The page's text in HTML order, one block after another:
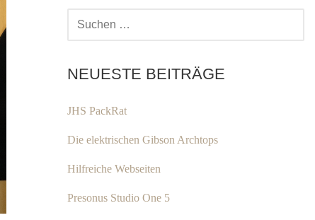
NEUESTE BEITRÄGE
JHS PackRat
Die elektrischen Gibson Archtops
Hilfreiche Webseiten
Presonus Studio One 5